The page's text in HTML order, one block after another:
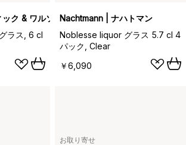
ク & ワルソー
ラス, 6 cl
Nachtmann | ナハトマン
Noblesse liquor グラス 5.7 cl 4
パック, Clear
￥6,090
お取り寄せ